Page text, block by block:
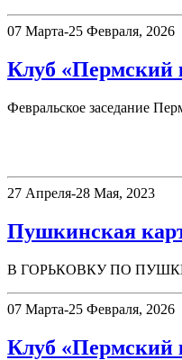
07 Марта-25 Февраля, 2026
Клуб «Пермский
Февральское заседание
27 Апреля-28 Мая, 2023
Пушкинская
В ГОРЬКОВКУ ПО
07 Марта-25 Февраля, 2026
Клуб «Пермский